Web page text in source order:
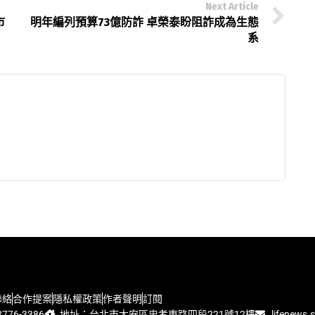
Next Article
明年編列預算73億防詐 卓榮泰盼阻詐成為生態
系
絡合作提案隱私權政策作者聲明訂閱